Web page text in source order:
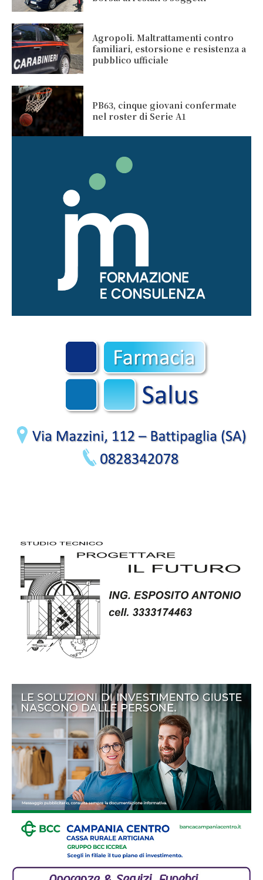
Agropoli. Maltrattamenti contro
familiari, estorsione e resistenza a
pubblico ufficiale
PB63, cinque giovani confermate
nel roster di Serie A1